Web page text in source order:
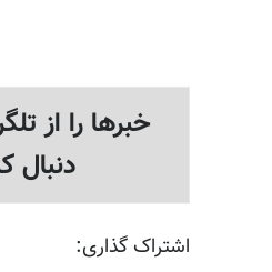
خبرها را از
دنبال
اشتراک گذاری: